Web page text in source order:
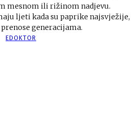
mesnom ili rižinom nadjevu.
ljeti kada su paprike najsvježije,
generacijama.
EDOKTOR